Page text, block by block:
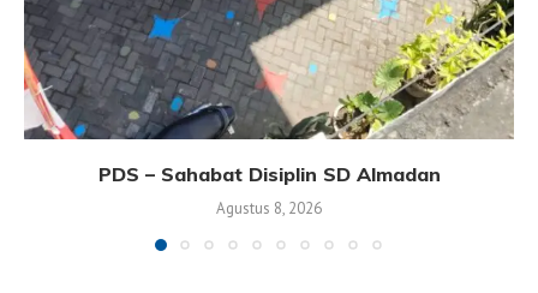
PDS – Sahabat Disiplin SD Almadan
Agustus 8, 2026